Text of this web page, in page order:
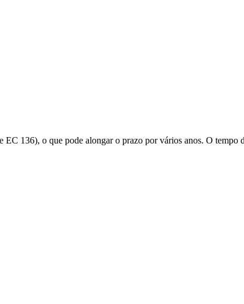
136), o que pode alongar o prazo por vários anos. O tempo